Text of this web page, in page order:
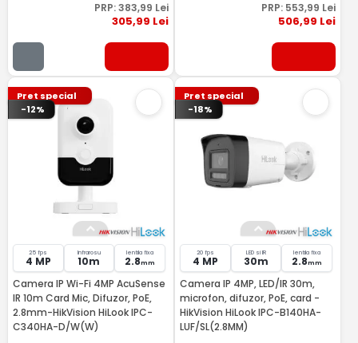
PRP:383,99 Lei
305,99 Lei
PRP: 553,99 Lei
506,99 Lei
Pret special
-12%
25 fps
4 MP
Infrarosu
10m
lentila fixa
2.8mm
Camera IP Wi-Fi 4MP AcuSense
IR 10m Card Mic, Difuzor, PoE,
2.8mm-HikVision HiLook IPC-
C340HA-D/W(W)
Pret special
-18%
20 fps
4 MP
LED si IR
30m
lentila fixa
2.8mm
Camera IP 4MP, LED/IR 30m,
microfon, difuzor, PoE, card -
HikVision HiLook IPC-B140HA-
LUF/SL(2.8MM)